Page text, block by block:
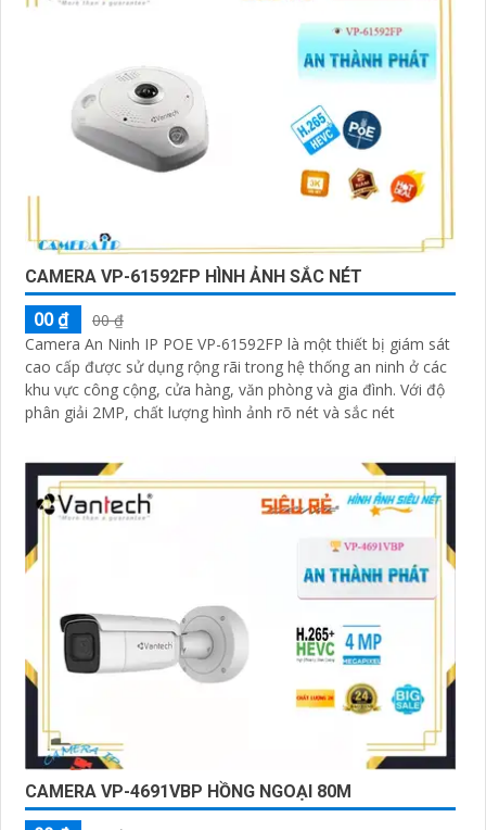
CAMERA VP-61592FP HÌNH ẢNH SẮC NÉT
00 ₫
00 ₫
Camera An Ninh IP POE VP-61592FP là một thiết bị giám sát
cao cấp được sử dụng rộng rãi trong hệ thống an ninh ở các
khu vực công cộng, cửa hàng, văn phòng và gia đình. Với độ
phân giải 2MP, chất lượng hình ảnh rõ nét và sắc nét
CAMERA VP-4691VBP HỒNG NGOẠI 80M